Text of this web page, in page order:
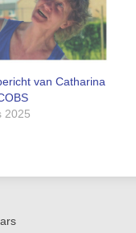
van Catharina
2025